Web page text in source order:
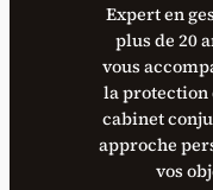
Expert en
plus de 20
vous
la protection
cabinet
approche
vos